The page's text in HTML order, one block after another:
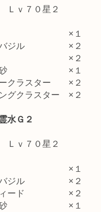
Ｌｖ７０星２
水 ×１
ドバジル ×２
×２
霊砂 ×１
ークラスター ×２
グクラスター ×２
水Ｇ２
Ｌｖ７０星２
水 ×１
ドバジル ×２
ウィード ×２
霊砂 ×１